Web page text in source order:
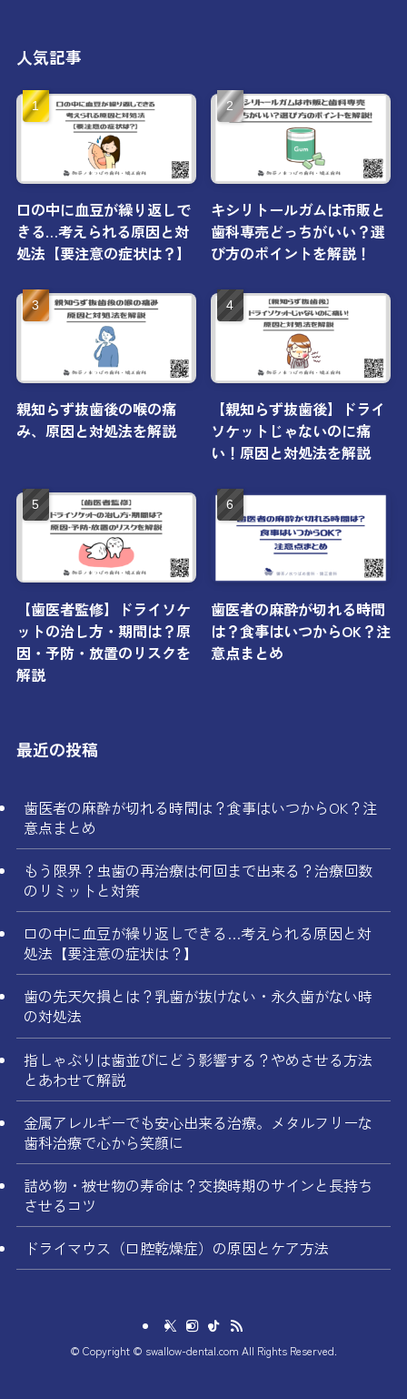
人気記事
口の中に血豆が繰り返しで
きる…考えられる原因と対
処法【要注意の症状は？】
キシリトールガムは市販と
歯科専売どっちがいい？選
び方のポイントを解説！
親知らず抜歯後の喉の痛
み、原因と対処法を解説
【親知らず抜歯後】ドライ
ソケットじゃないのに痛
い！原因と対処法を解説
【歯医者監修】ドライソケ
ットの治し方・期間は？原
因・予防・放置のリスクを
解説
歯医者の麻酔が切れる時間
は？食事はいつからOK？注
意点まとめ
最近の投稿
歯医者の麻酔が切れる時間は？食事はいつからOK？注
意点まとめ
もう限界？虫歯の再治療は何回まで出来る？治療回数
のリミットと対策
口の中に血豆が繰り返しできる…考えられる原因と対
処法【要注意の症状は？】
歯の先天欠損とは？乳歯が抜けない・永久歯がない時
の対処法
指しゃぶりは歯並びにどう影響する？やめさせる方法
とあわせて解説
金属アレルギーでも安心出来る治療。メタルフリーな
歯科治療で心から笑顔に
詰め物・被せ物の寿命は？交換時期のサインと長持ち
させるコツ
ドライマウス（口腔乾燥症）の原因とケア方法
© Copyright © swallow-dental.com All Rights Reserved.